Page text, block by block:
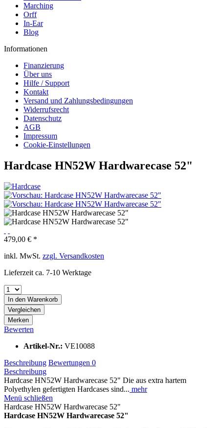
Marching
Orff
In-Ear
Blog
Informationen
Finanzierung
Über uns
Hilfe / Support
Kontakt
Versand und Zahlungsbedingungen
Widerrufsrecht
Datenschutz
AGB
Impressum
Cookie-Einstellungen
Hardcase HN52W Hardwarecase 52"
479,00 € *
inkl. MwSt. zzgl. Versandkosten
Lieferzeit ca. 7-10 Werktage
In den Warenkorb
Vergleichen
Merken
Bewerten
Artikel-Nr.: VE10088
Beschreibung Bewertungen 0
Beschreibung
Hardcase HN52W Hardwarecase 52" Die aus extra hartem
Polyethylen gefertigten Hardcases sind... mehr
Menü schließen
Hardcase HN52W Hardwarecase 52"
Hardcase HN52W Hardwarecase 52"